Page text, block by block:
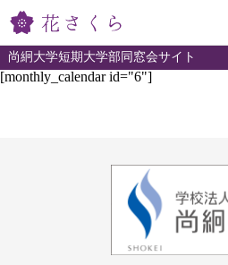
尚絅大学短期大学部同窓会サイト
[monthly_calendar id="6"]